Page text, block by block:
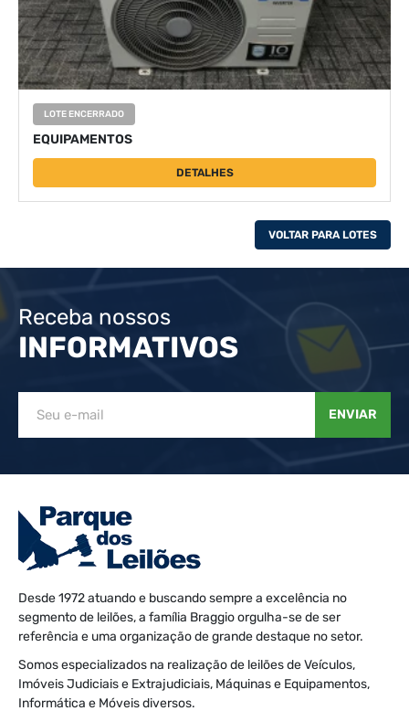
LOTE ENCERRADO
EQUIPAMENTOS
DETALHES
VOLTAR PARA LOTES
Receba nossos
INFORMATIVOS
ENVIAR
Desde 1972 atuando e buscando sempre a excelência no
segmento de leilões, a família Braggio orgulha-se de ser
referência e uma organização de grande destaque no setor.
Somos especializados na realização de leilões de Veículos,
Imóveis Judiciais e Extrajudiciais, Máquinas e Equipamentos,
Informática e Móveis diversos.